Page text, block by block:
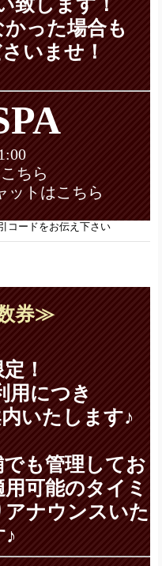
致します！
った場合も
いませ！
ちら
ットはこちら
コードをお伝え下さい
券≫
！
用につき
いたします♪
も管理してお
可能のタイミ
ナウンスいた
♪